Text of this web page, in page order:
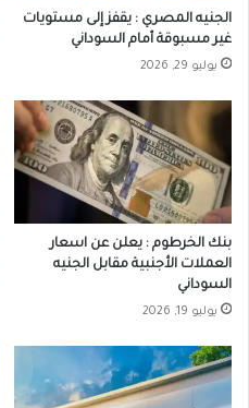
الجنيه المصري : يقفز إلى مستويات
غير مسبوقة أمام السوداني
يوليو 29, 2026
بنك الخرطوم : يعلن عن اسعار
العملات الأجنبية مقابل الجنيه
السوداني
يوليو 19, 2026